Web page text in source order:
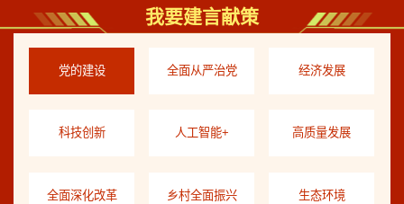
我要建言献策
党的建设 全面从严治党 经济发展
科技创新 人工智能+ 高质量发展
全面深化改革 乡村全面振兴 生态环境